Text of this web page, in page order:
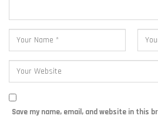
Save my name, email, and website in this